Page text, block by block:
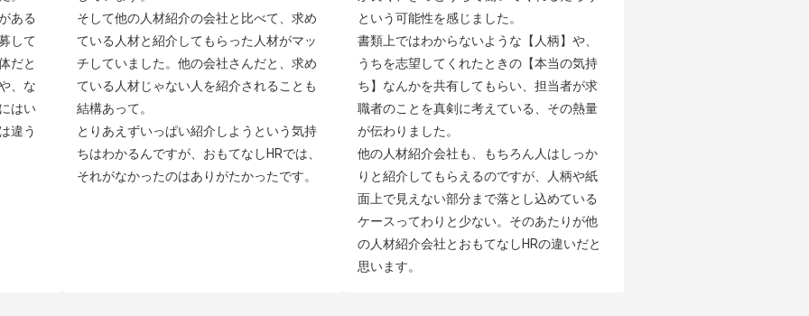
ある
して
だと
、な
はい
違う
そして他の人材紹介の会社と比べて、求め
ている人材と紹介してもらった人材がマッ
チしていました。他の会社さんだと、求め
ている人材じゃない人を紹介されることも
結構あって。
とりあえずいっぱい紹介しようという気持
ちはわかるんですが、おもてなしHRでは、
それがなかったのはありがたかったです。
という可能性を感じました。
書類上ではわからないような【人柄】や、
うちを志望してくれたときの【本当の気持
ち】なんかを共有してもらい、担当者が求
職者のことを真剣に考えている、その熱量
が伝わりました。
他の人材紹介会社も、もちろん人はしっか
りと紹介してもらえるのですが、人柄や紙
面上で見えない部分まで落とし込めている
ケースってわりと少ない。そのあたりが他
の人材紹介会社とおもてなしHRの違いだと
思います。